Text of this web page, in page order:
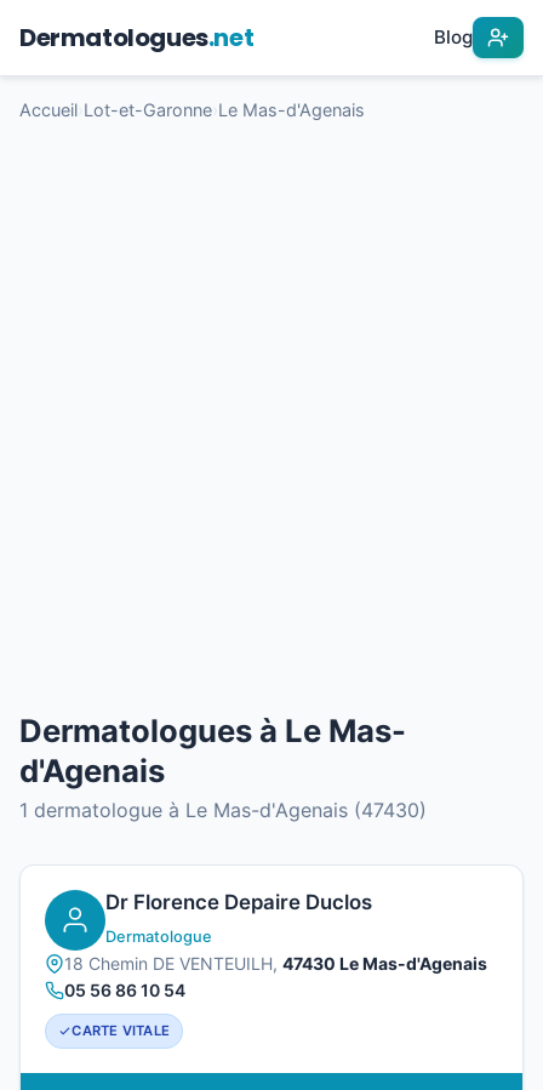
Dermatologues.net Blog
Accueil Lot-et-Garonne Le Mas-d'Agenais
Dermatologues à Le Mas-
d'Agenais
1 dermatologue à Le Mas-d'Agenais (47430)
Dr Florence Depaire Duclos
Dermatologue
18 Chemin DE VENTEUILH, 47430 Le Mas-d'Agenais
05 56 86 10 54
CARTE VITALE